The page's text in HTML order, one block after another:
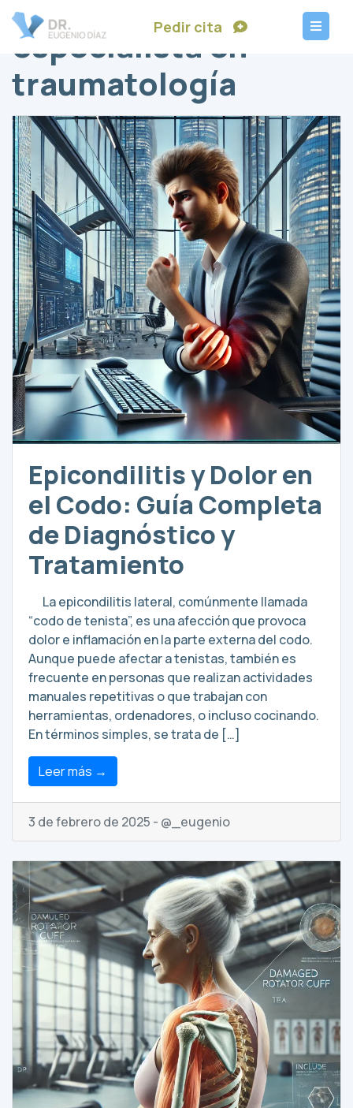
Pedir cita
especialista en
traumatología
Epicondilitis y Dolor en
el Codo: Guía Completa
de Diagnóstico y
Tratamiento
La epicondilitis lateral, comúnmente llamada
“codo de tenista”, es una afección que provoca
dolor e inflamación en la parte externa del codo.
Aunque puede afectar a tenistas, también es
frecuente en personas que realizan actividades
manuales repetitivas o que trabajan con
herramientas, ordenadores, o incluso cocinando.
En términos simples, se trata de […]
Leer más →
3 de febrero de 2025 - @_eugenio